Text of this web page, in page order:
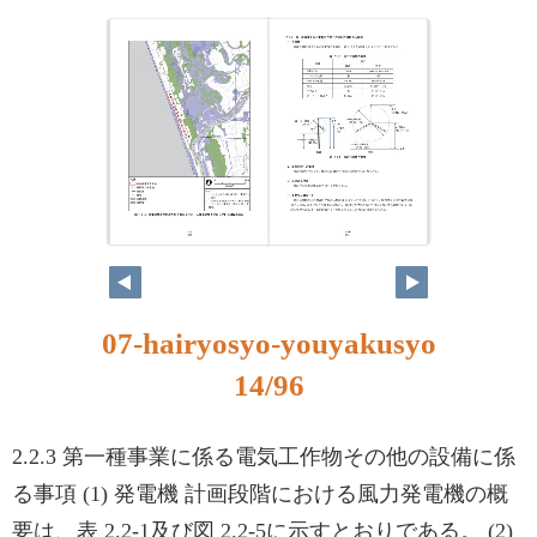
07-hairyosyo-youyakusyo
14/96
2.2.3 第一種事業に係る電気工作物その他の設備に係
る事項 (1) 発電機 計画段階における風力発電機の概
要は、表 2.2-1及び図 2.2-5に示すとおりである。 (2)